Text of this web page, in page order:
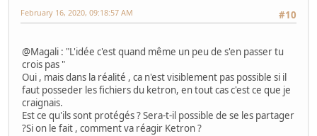
#10
February 16, 2020, 09:18:57 AM
@Magali : "L'idée c'est quand même un peu de s'en passer tu
crois pas "
Oui , mais dans la réalité , ca n'est visiblement pas possible si il
faut posseder les fichiers du ketron, en tout cas c'est ce que je
craignais.
Est ce qu'ils sont protégés ? Sera-t-il possible de se les partager
?Si on le fait , comment va réagir Ketron ?